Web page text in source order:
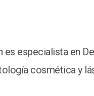
es especialista en
cosmética y